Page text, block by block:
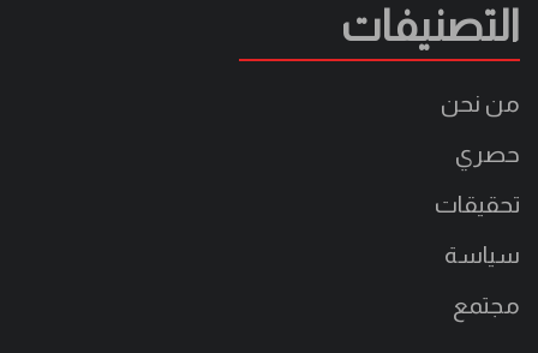
التصنيفات
من نحن
حصري
تحقيقات
سياسة
مجتمع